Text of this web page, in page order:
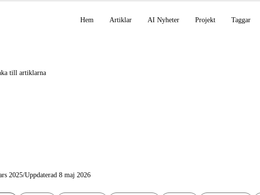
Hem Artiklar AI Nyheter Projekt Taggar
till artiklarna
2025/Uppdaterad 8 maj 2026